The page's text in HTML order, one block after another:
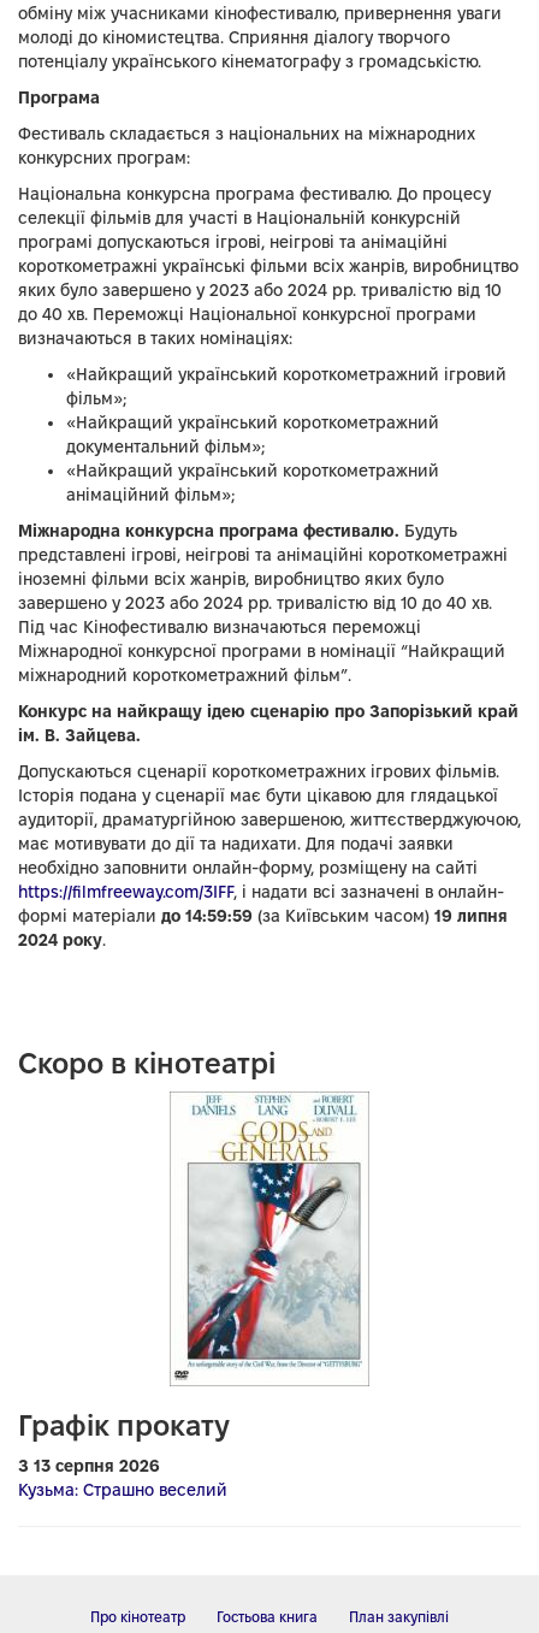
обміну між учасниками кінофестивалю, привернення уваги
молоді до кіномистецтва. Сприяння діалогу творчого
потенціалу українського кінематографу з громадськістю.
Програма
Фестиваль складається з національних на міжнародних
конкурсних програм:
Національна конкурсна програма фестивалю. До процесу
селекції фільмів для участі в Національній конкурсній
програмі допускаються ігрові, неігрові та анімаційні
короткометражні українські фільми всіх жанрів, виробництво
яких було завершено у 2023 або 2024 рр. тривалістю від 10
до 40 хв. Переможці Національної конкурсної програми
визначаються в таких номінаціях:
«Найкращий український короткометражний ігровий
фільм»;
«Найкращий український короткометражний
документальний фільм»;
«Найкращий український короткометражний
анімаційний фільм»;
Міжнародна конкурсна програма фестивалю. Будуть
представлені ігрові, неігрові та анімаційні короткометражні
іноземні фільми всіх жанрів, виробництво яких було
завершено у 2023 або 2024 рр. тривалістю від 10 до 40 хв.
Під час Кінофестивалю визначаються переможці
Міжнародної конкурсної програми в номінації “Найкращий
міжнародний короткометражний фільм”.
Конкурс на найкращу ідею сценарію про Запорізький край
ім. В. Зайцева.
Допускаються сценарії короткометражних ігрових фільмів.
Історія подана у сценарії має бути цікавою для глядацької
аудиторії, драматургійною завершеною, життєстверджуючою,
має мотивувати до дії та надихати. Для подачі заявки
необхідно заповнити онлайн-форму, розміщену на сайті
https://filmfreeway.com/3IFF, і надати всі зазначені в онлайн-
формі матеріали до 14:59:59 (за Київським часом) 19 липня
2024 року.
Скоро в кінотеатрі
Графік прокату
З 13 серпня 2026
Кузьма: Страшно веселий
Про кінотеатр Гостьова книга План закупівлі